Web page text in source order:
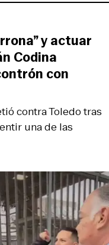
contra Toledo tras
una de las
y actuar
Codina
con